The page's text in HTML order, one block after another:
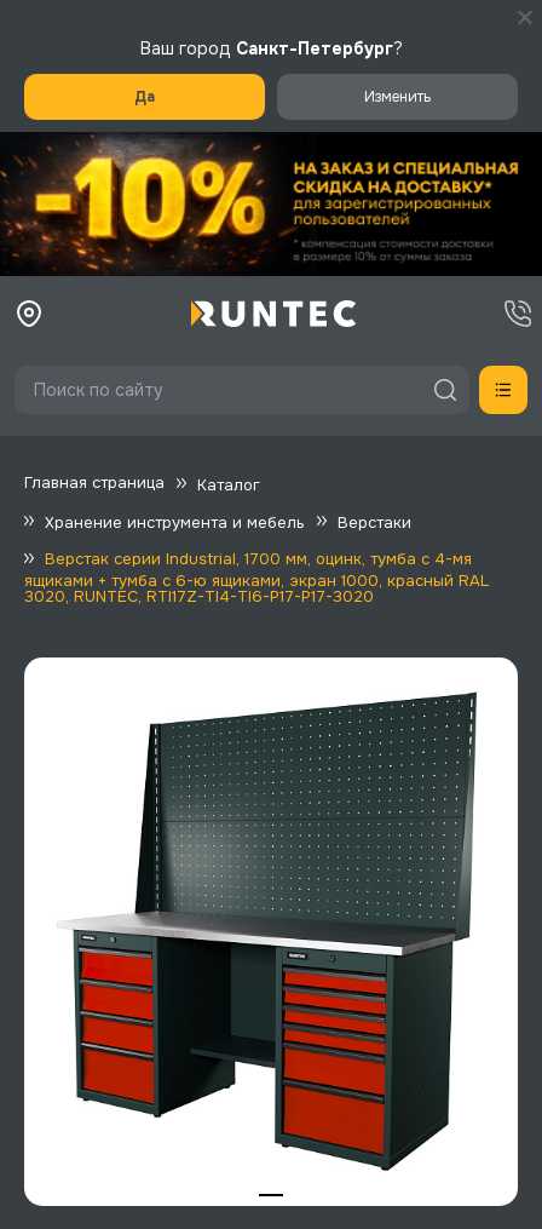
Ваш город Санкт-Петербург?
Да Изменить
Главная страница
Каталог
Хранение инструмента и мебель
Верстаки
Верстак серии Industrial, 1700 мм, оцинк, тумба с 4-мя
ящиками + тумба с 6-ю ящиками, экран 1000, красный RAL
3020, RUNTEC, RTI17Z-TI4-TI6-P17-P17-3020